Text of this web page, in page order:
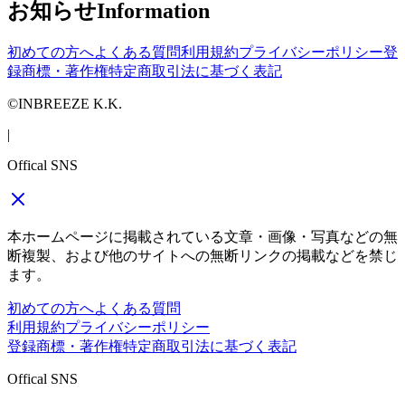
お知らせInformation
初めての方へよくある質問利用規約プライバシーポリシー登
録商標・著作権特定商取引法に基づく表記
©INBREEZE K.K.
|
Offical SNS
本ホームページに掲載されている文章・画像・写真などの無
断複製、および他のサイトへの無断リンクの掲載などを禁じ
ます。
初めての方へよくある質問
利用規約プライバシーポリシー
登録商標・著作権特定商取引法に基づく表記
Offical SNS